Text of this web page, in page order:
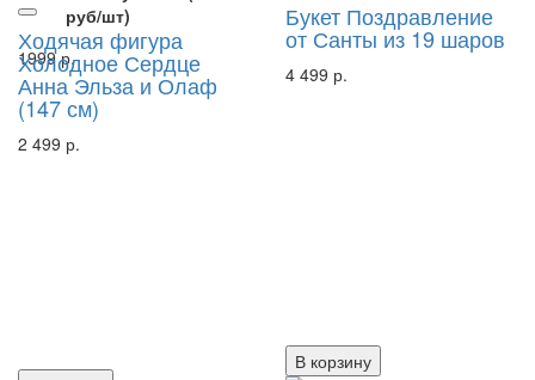
руб/шт)
1999 р.
Ходячая фигура
Холодное Сердце
Анна Эльза и Олаф
(147 см)
2 499 р.
Букет Поздравление
от Санты из 19 шаров
4 499 р.
В корзину